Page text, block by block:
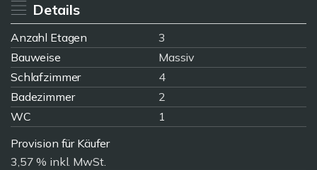
Details
Anzahl Etagen
3
Bauweise
Massiv
Schlafzimmer
4
Badezimmer
2
WC
1
Provision für Käufer
3,57 % inkl. MwSt.